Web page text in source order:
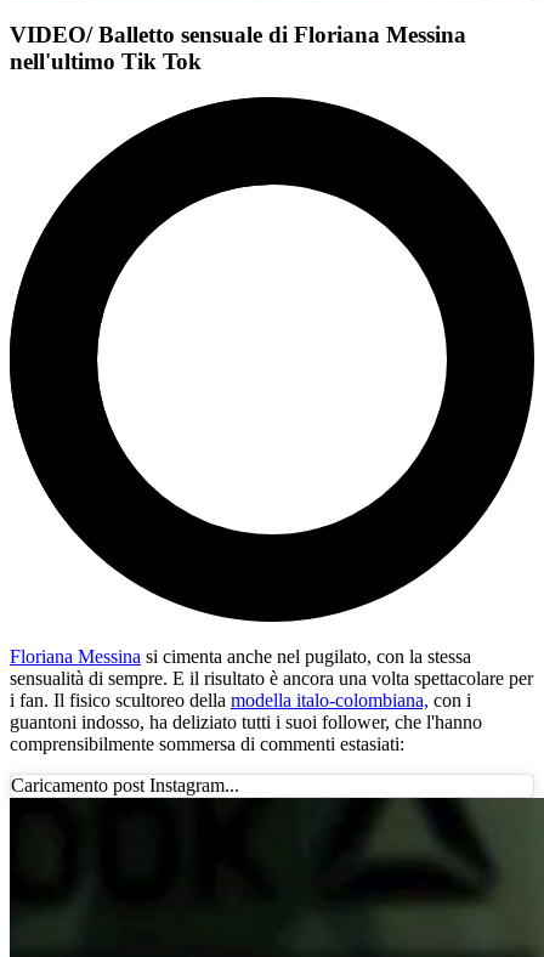
VIDEO/ Balletto sensuale di Floriana Messina
nell'ultimo Tik Tok
Floriana Messina si cimenta anche nel pugilato, con la stessa
sensualità di sempre. E il risultato è ancora una volta spettacolare per
i fan. Il fisico scultoreo della modella italo-colombiana, con i
guantoni indosso, ha deliziato tutti i suoi follower, che l'hanno
comprensibilmente sommersa di commenti estasiati:
Caricamento post Instagram...